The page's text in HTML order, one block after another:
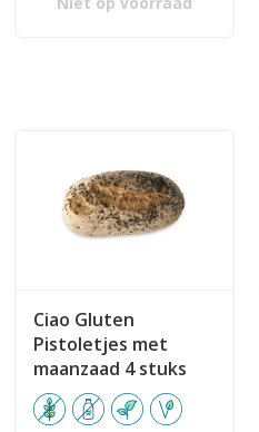
Ciao Gluten
Pistoletjes met
maanzaad 4 stuks